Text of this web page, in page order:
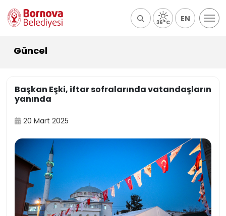
36°C EN
Güncel
Başkan Eşki, iftar sofralarında vatandaşların
yanında
20 Mart 2025